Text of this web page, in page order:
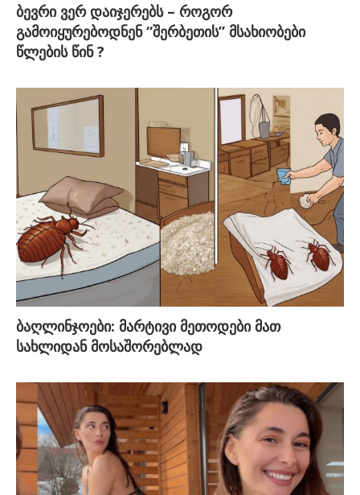
ბევრი ვერ დაიჯერებს – როგორ
გამოიყურებოდნენ “შერბეთის” მსახიობები
წლების წინ ?
ბაღლინჯოები: მარტივი მეთოდები მათ
სახლიდან მოსაშორებლად